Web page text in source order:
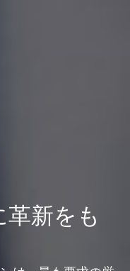
新をも